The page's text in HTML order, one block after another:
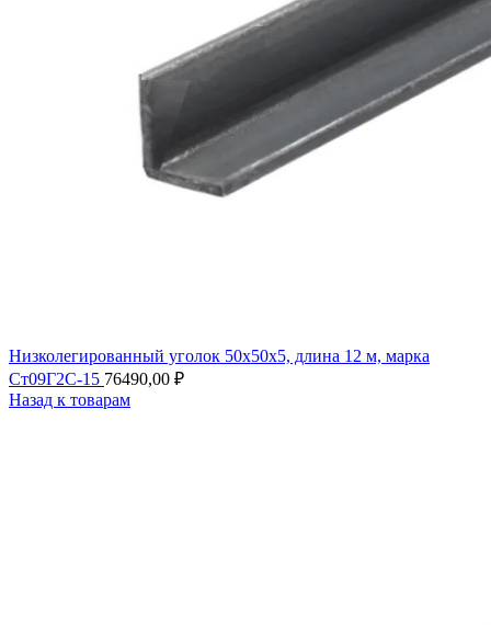
Низколегированный уголок 50х50х5, длина 12 м, марка
Ст09Г2С-15 76490,00 ₽
Назад к товарам